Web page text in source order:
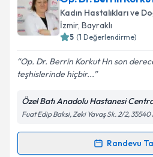
oluşturun. Size bu uzmandan
takvim hazırlandığında e-
Kişisel verilerimin
Metni'ni okudum ve
kapsamda işlenmesini
Kadın Hastalıkları ve
İzmir, Bayraklı
5 (1 Değerlendirme)
Op. Dr. Berrin Korkut Hn son
teşhislerinde hiçbir...
Özel Batı Anadolu Hastanesi
Fuat Edip Baksi, Zeki Yavaş Sk. 2/2,
Randevu
Randevu Takvimi Talebi